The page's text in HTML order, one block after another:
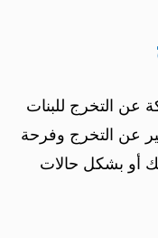
عن التخرج للبنات
عن التخرج وفرحة
أو بشكل حالات